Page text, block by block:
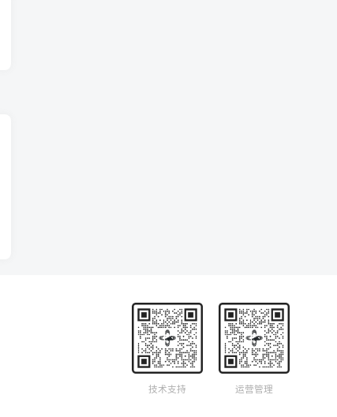
技术支持 运营管理